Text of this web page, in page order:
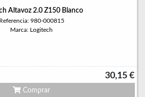
Altavoz 2.0 Z150 Blanco
Referencia: 980-000815
Marca: Logitech
30,15 €
Comprar